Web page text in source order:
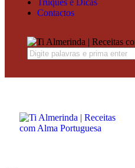
Truques e Dicas
Contactos